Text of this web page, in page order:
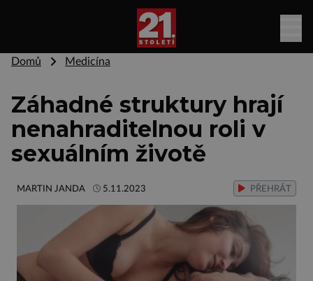
Domů Medicína
Záhadné struktury hrají
nenahraditelnou roli v
sexuálním životě
MARTIN JANDA 5.11.2023 PŘEHRÁT